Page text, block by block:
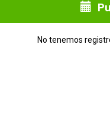
No tenemos